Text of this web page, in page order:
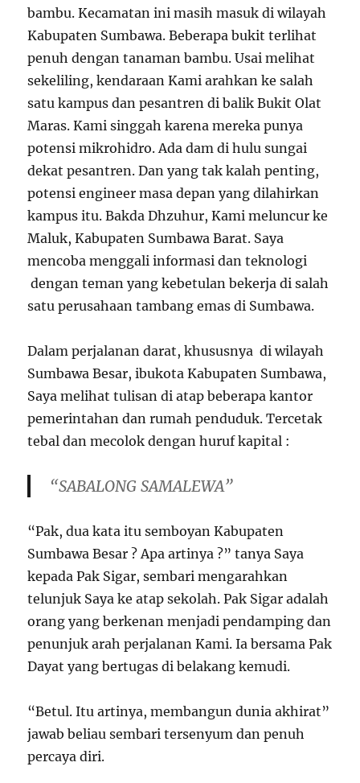
bambu. Kecamatan ini masih masuk di wilayah
Kabupaten Sumbawa. Beberapa bukit terlihat
penuh dengan tanaman bambu. Usai melihat
sekeliling, kendaraan Kami arahkan ke salah
satu kampus dan pesantren di balik Bukit Olat
Maras. Kami singgah karena mereka punya
potensi mikrohidro. Ada dam di hulu sungai
dekat pesantren. Dan yang tak kalah penting,
potensi engineer masa depan yang dilahirkan
kampus itu. Bakda Dhzuhur, Kami meluncur ke
Maluk, Kabupaten Sumbawa Barat. Saya
mencoba menggali informasi dan teknologi
dengan teman yang kebetulan bekerja di salah
satu perusahaan tambang emas di Sumbawa.
Dalam perjalanan darat, khususnya di wilayah
Sumbawa Besar, ibukota Kabupaten Sumbawa,
Saya melihat tulisan di atap beberapa kantor
pemerintahan dan rumah penduduk. Tercetak
tebal dan mecolok dengan huruf kapital :
“SABALONG SAMALEWA”
“Pak, dua kata itu semboyan Kabupaten
Sumbawa Besar ? Apa artinya ?” tanya Saya
kepada Pak Sigar, sembari mengarahkan
telunjuk Saya ke atap sekolah. Pak Sigar adalah
orang yang berkenan menjadi pendamping dan
penunjuk arah perjalanan Kami. Ia bersama Pak
Dayat yang bertugas di belakang kemudi.
“Betul. Itu artinya, membangun dunia akhirat”
jawab beliau sembari tersenyum dan penuh
percaya diri.